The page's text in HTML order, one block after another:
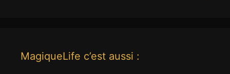
MagiqueLife c’est aussi :